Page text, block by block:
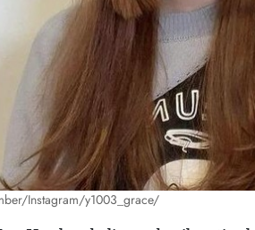
Instagram/y1003_grace/